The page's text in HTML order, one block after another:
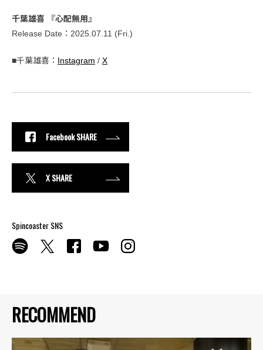
RECOMMEND
千葉雄喜 『心配無用』
Release Date：2025.07.11 (Fri.)
■千葉雄喜： Instagram / X
Facebook SHARE
X SHARE
Spincoaster SNS